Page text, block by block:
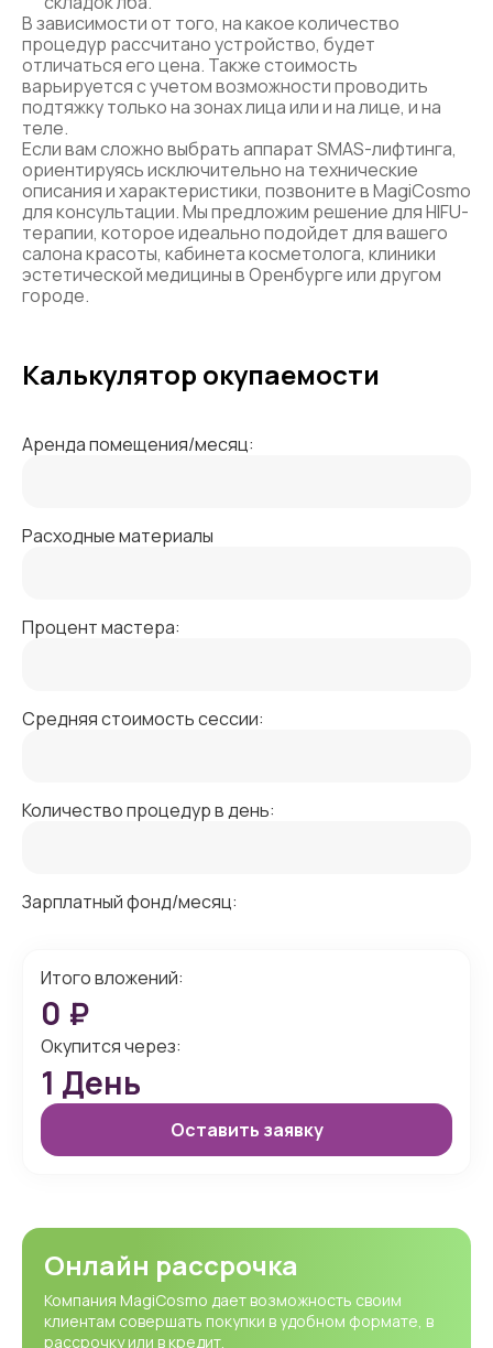
В зависимости от того, на какое количество
процедур рассчитано устройство, будет
отличаться его цена. Также стоимость
варьируется с учетом возможности проводить
подтяжку только на зонах лица или и на лице, и на
теле.
Если вам сложно выбрать аппарат SMAS-лифтинга,
ориентируясь исключительно на технические
описания и характеристики, позвоните в MagiCosmo
для консультации. Мы предложим решение для HIFU-
терапии, которое идеально подойдет для вашего
салона красоты, кабинета косметолога, клиники
эстетической медицины в Оренбурге или другом
городе.
Калькулятор окупаемости
Аренда помещения/месяц:
Расходные материалы
Процент мастера:
Средняя стоимость сессии:
Количество процедур в день:
Зарплатный фонд/месяц:
Итого вложений:
0 ₽
Окупится через:
1 День
Оставить заявку
Онлайн рассрочка
Компания MagiCosmo дает возможность своим
клиентам совершать покупки в удобном формате, в
рассрочку или в кредит.